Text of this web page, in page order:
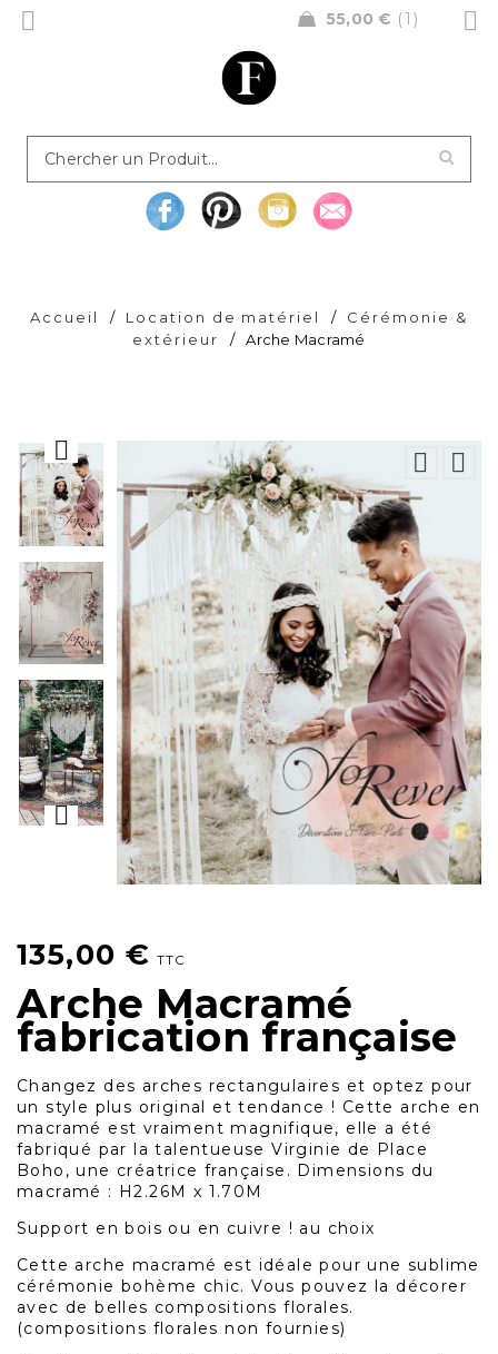
55,00€ 1
Accueil / Location de matériel /
Cérémonie &
extérieur
/ Arche Macramé
135,00 € TTC
Arche Macramé
fabrication française
Changez des arches rectangulaires et optez pour
un style plus original et tendance ! Cette arche en
macramé est vraiment magnifique, elle a été
fabriqué par la talentueuse Virginie de Place
Boho, une créatrice française. Dimensions du
macramé : H2.26M x 1.70M
Support en bois ou en cuivre ! au choix
Cette arche macramé est idéale pour une sublime
cérémonie bohème chic. Vous pouvez la décorer
avec de belles compositions florales.
(compositions florales non fournies)